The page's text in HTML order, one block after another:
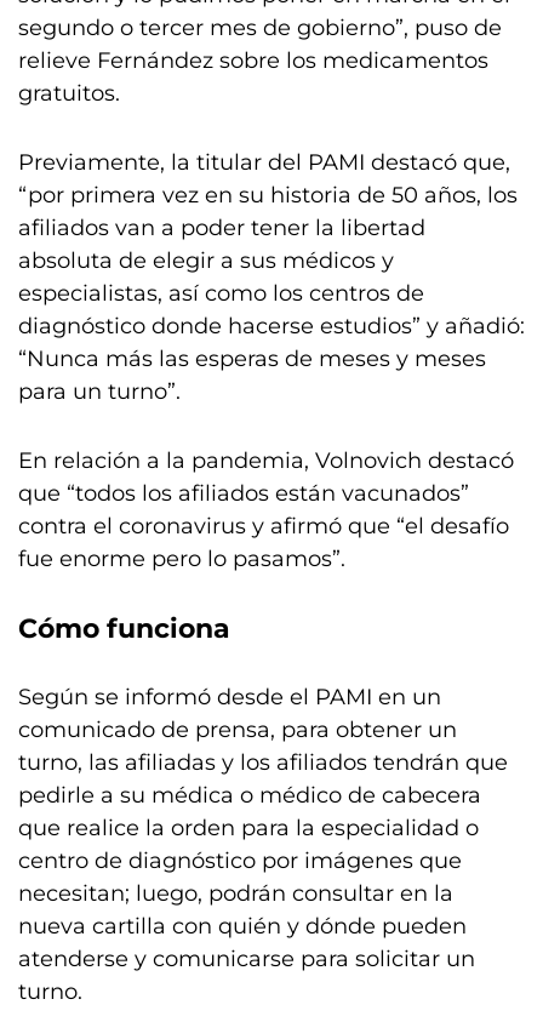
segundo o tercer mes de gobierno”, puso de
relieve Fernández sobre los medicamentos
gratuitos.
Previamente, la titular del PAMI destacó que,
“por primera vez en su historia de 50 años, los
afiliados van a poder tener la libertad
absoluta de elegir a sus médicos y
especialistas, así como los centros de
diagnóstico donde hacerse estudios” y añadió:
“Nunca más las esperas de meses y meses
para un turno”.
En relación a la pandemia, Volnovich destacó
que “todos los afiliados están vacunados”
contra el coronavirus y afirmó que “el desafío
fue enorme pero lo pasamos”.
Cómo funciona
Según se informó desde el PAMI en un
comunicado de prensa, para obtener un
turno, las afiliadas y los afiliados tendrán que
pedirle a su médica o médico de cabecera
que realice la orden para la especialidad o
centro de diagnóstico por imágenes que
necesitan; luego, podrán consultar en la
nueva cartilla con quién y dónde pueden
atenderse y comunicarse para solicitar un
turno.